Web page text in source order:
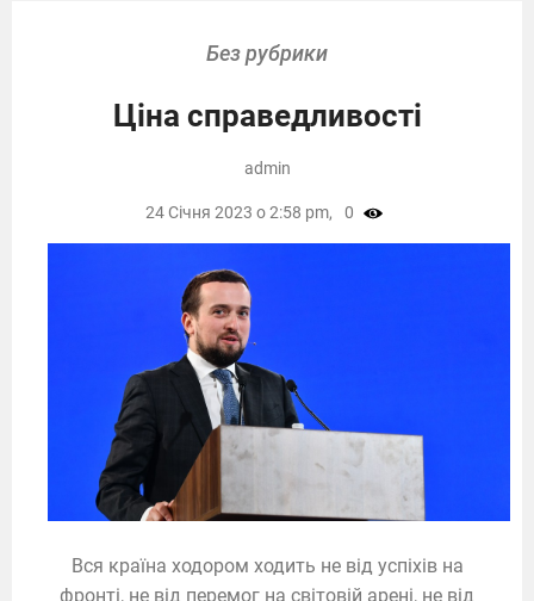
Без рубрики
Ціна справедливості
Вся країна ходором ходить не від успіхів на
фронті, не від перемог на світовій арені, не від
admin
24 Січня 2023 о 2:58 pm, 0